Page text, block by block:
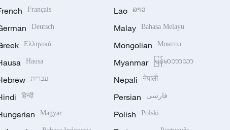
Français
Deutsch
Ελληνικά
Hausa
עברית
हिन्दी
Magyar
Lao ລາວ
Malay Bahasa Melayu
Mongolian Монгол
Myanmar မြန်မာဘာသာ
Nepali नेपाली
Persian فارسی
Polish Polski